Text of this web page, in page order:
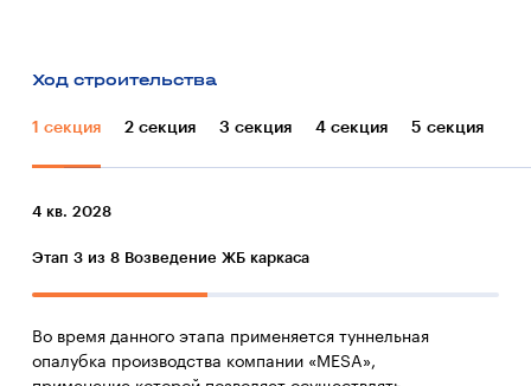
Ход строительства
1 секция 2 секция 3 секция 4 секция 5 секция
4 кв. 2028
Этап 3 из 8 Возведение ЖБ каркаса
Во время данного этапа применяется туннельная
опалубка производства компании «MESA»,